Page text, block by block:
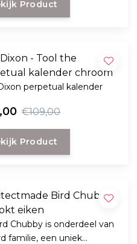
Product
- Tool the
kalender chroom
perpetual kalender
€109,00
Product
Bird Chubby
eiken
Chubby is onderdeel van
familie, een uniek